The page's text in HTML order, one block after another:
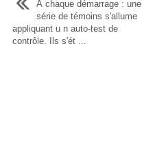
À chaque démarrage : une
série de témoins s'allume
appliquant u n auto-test de
contrôle. Ils s'ét ...